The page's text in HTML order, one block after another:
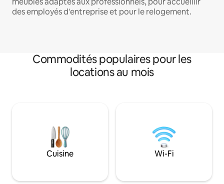
des employés d'entreprise et pour le relogement.
Commodités populaires pour les
locations au mois
Cuisine Wi-Fi